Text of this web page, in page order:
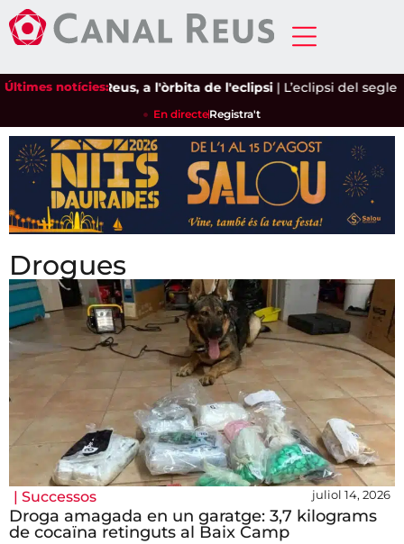
Últimes notícies:
Reus, a l'òrbita de l'eclipsi| L’eclipsi del segle arriba a
En directeRegistra't
Drogues
| Successos juliol 14, 2026
Droga amagada en un garatge: 3,7 kilograms
de cocaïna retinguts al Baix Camp